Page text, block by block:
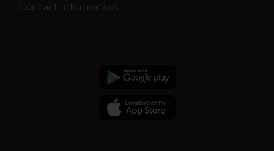
Contact information